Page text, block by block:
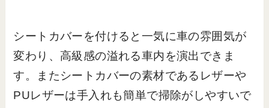
シートカバーを付けると一気に車の雰囲気が
変わり、高級感の溢れる車内を演出できま
す。またシートカバーの素材であるレザーや
PUレザーは手入れも簡単で掃除がしやすいで